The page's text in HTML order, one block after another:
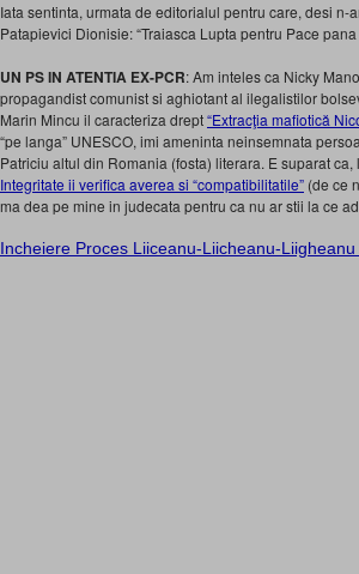
Iata sentinta, urmata de editorialul pentru care, desi n-
Patapievici Dionisie: “Traiasca Lupta pentru Pace
UN PS IN ATENTIA EX-PCR: Am inteles ca Nicky
propagandist comunist si aghiotant al ilegalistilor
Marin Mincu il caracteriza drept“Extracţia mafiotică
“pe langa” UNESCO, imi ameninta neinsemnata
Patriciu altul din Romania (fosta) literara. E suparat
Integritate ii verifica averea si “compatibilitatile” (de ce
ma dea pe mine in judecata pentru ca nu ar stii la ce
Incheiere Proces Liiceanu-Liicheanu-